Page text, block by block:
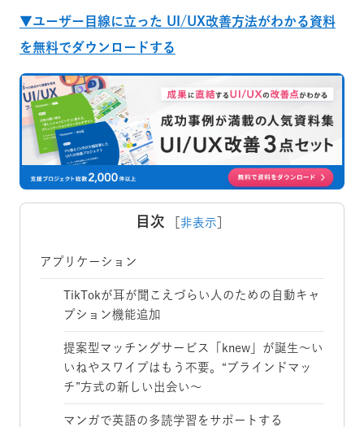
▼ユーザー目線に立った UI/UX改善方法がわかる資料
を無料でダウンロードする
目次 非表示
アプリケーション
TikTokが耳が聞こえづらい人のための自動キャ
プション機能追加
提案型マッチングサービス「knew」が誕生～い
いねやスワイプはもう不要。“ブラインドマッ
チ”方式の新しい出会い～
マンガで英語の多読学習をサポートする